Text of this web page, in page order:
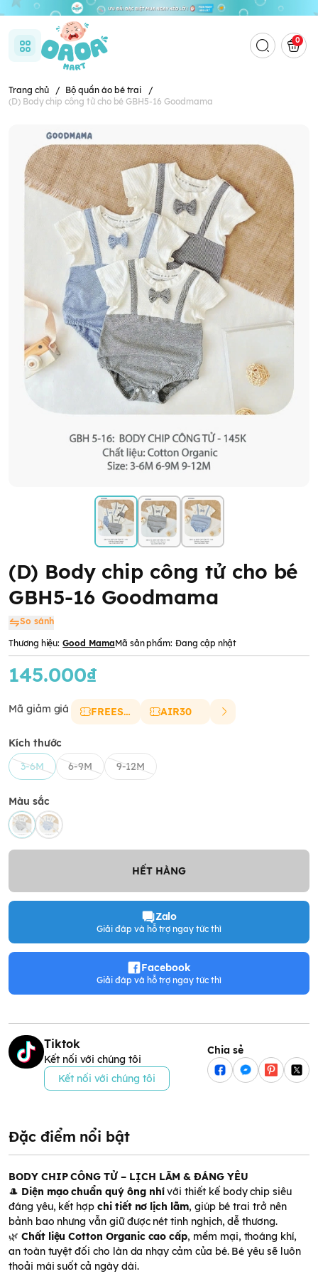
0
Trang chủ / Bộ quần áo bé trai
/
(D) Body chip công tử cho bé GBH5-16 Goodmama
(D) Body chip công tử cho bé
GBH5-16 Goodmama
So sánh
Thương hiệu: Good MamaMã sản phẩm: Đang cập nhật
145.000₫
Mã giảm giá FREESHIP AIR30
Kích thước
3-6M
6-9M 9-12M
Màu sắc
HẾT HÀNG
Zalo
Giải đáp và hỗ trợ ngay tức thì
Facebook
Giải đáp và hỗ trợ ngay tức thì
Tiktok
Kết nối với chúng tôi
Kết nối với chúng tôi
Chia sẻ
Đặc điểm nổi bật
BODY CHIP CÔNG TỬ – LỊCH LÃM & ĐÁNG YÊU
🎩 Diện mạo chuẩn quý ông nhí với thiết kế body chip siêu
đáng yêu, kết hợp chi tiết nơ lịch lãm, giúp bé trai trở nên
bảnh bao nhưng vẫn giữ được nét tinh nghịch, dễ thương.
🌿 Chất liệu Cotton Organic cao cấp, mềm mại, thoáng khí,
an toàn tuyệt đối cho làn da nhạy cảm của bé. Bé yêu sẽ luôn
thoải mái suốt cả ngày dài.